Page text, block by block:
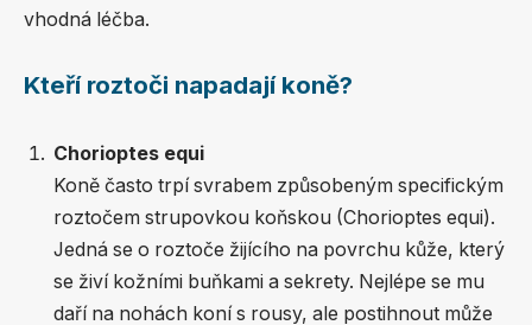
vhodná léčba.
Kteří roztoči napadají koně?
Chorioptes equi
Koně často trpí svrabem způsobeným specifickým
roztočem strupovkou koňskou (Chorioptes equi).
Jedná se o roztoče žijícího na povrchu kůže, který
se živí kožními buňkami a sekrety. Nejlépe se mu
daří na nohách koní s rousy, ale postihnout může